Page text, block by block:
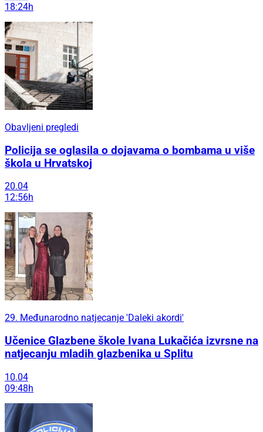
18:24h
Obavljeni pregledi
Policija se oglasila o dojavama o bombama u više
škola u Hrvatskoj
20.04
12:56h
29. Međunarodno natjecanje 'Daleki akordi'
Učenice Glazbene škole Ivana Lukačića izvrsne na
natjecanju mladih glazbenika u Splitu
10.04
09:48h